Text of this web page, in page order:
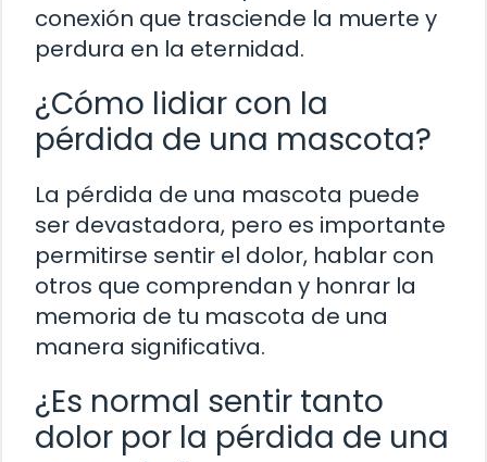
conexión que trasciende la muerte y
perdura en la eternidad.
¿Cómo lidiar con la
pérdida de una mascota?
La pérdida de una mascota puede
ser devastadora, pero es importante
permitirse sentir el dolor, hablar con
otros que comprendan y honrar la
memoria de tu mascota de una
manera significativa.
¿Es normal sentir tanto
dolor por la pérdida de una